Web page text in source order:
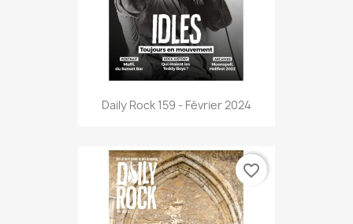
Daily Rock 159 - Février 2024
favorite_border